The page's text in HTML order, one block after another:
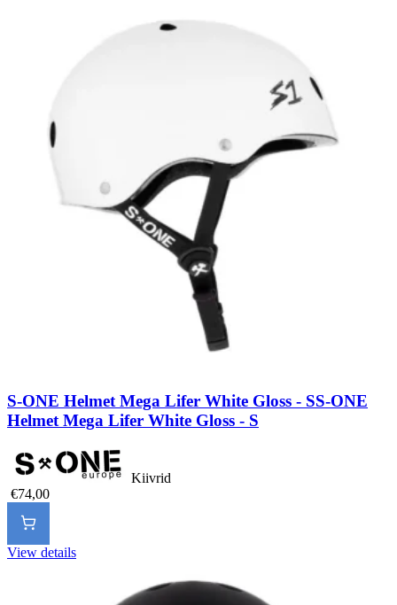
S-ONE Helmet Mega Lifer White Gloss - SS-ONE
Helmet Mega Lifer White Gloss - S
Kiivrid
€74,00
View details